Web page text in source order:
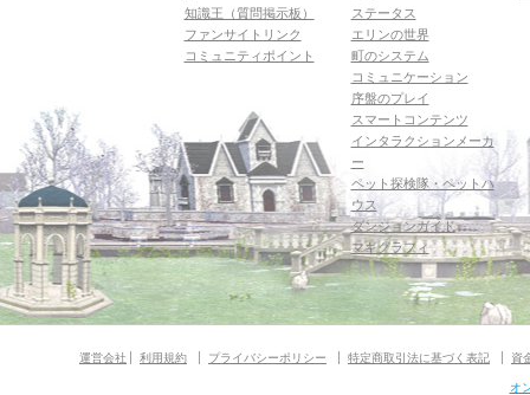
知識王（質問掲示板）
ファンサイトリンク
コミュニティポイント
ステータス
エリンの世界
町のシステム
コミュニケーション
序盤のプレイ
スマートコンテンツ
インタラクションメーカ
ー
ペット探検隊・ペットハ
ウス
ダンジョンガイド
マギグラフィ
運営会社 利用規約 プライバシーポリシー 特定商取引法に基づく表記 資
オ